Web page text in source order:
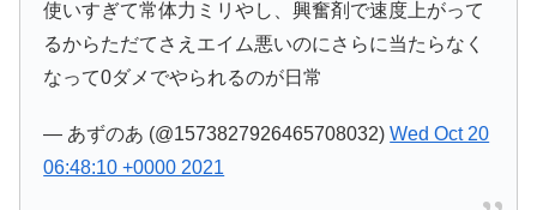
使いすぎて常体力ミリやし、興奮剤で速度上がって
るからただてさえエイム悪いのにさらに当たらなく
なって0ダメでやられるのが日常
— あずのあ (@1573827926465708032)Wed Oct 20
06:48:10 +0000 2021